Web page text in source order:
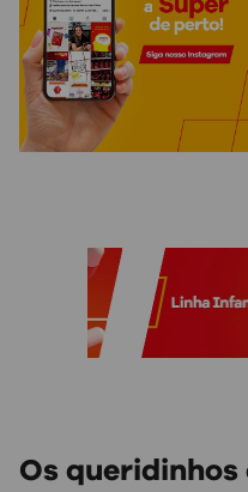
Os